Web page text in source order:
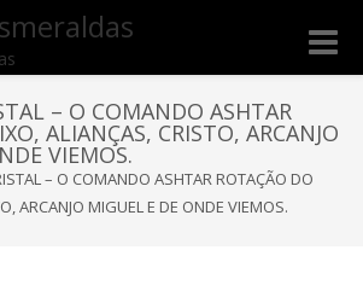
Toggle
– O COMANDO ASHTAR
ALIANÇAS, CRISTO, ARCANJO
VIEMOS.
– O COMANDO ASHTAR ROTAÇÃO DO
ARCANJO MIGUEL E DE ONDE VIEMOS.